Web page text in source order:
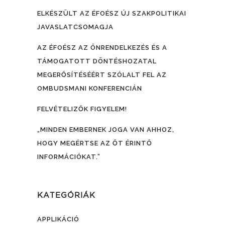
ELKÉSZÜLT AZ ÉFOÉSZ ÚJ SZAKPOLITIKAI
JAVASLATCSOMAGJA
AZ ÉFOÉSZ AZ ÖNRENDELKEZÉS ÉS A
TÁMOGATOTT DÖNTÉSHOZATAL
MEGERŐSÍTÉSÉÉRT SZÓLALT FEL AZ
OMBUDSMANI KONFERENCIÁN
FELVÉTELIZŐK FIGYELEM!
„MINDEN EMBERNEK JOGA VAN AHHOZ,
HOGY MEGÉRTSE AZ ŐT ÉRINTŐ
INFORMÁCIÓKAT.”
KATEGÓRIÁK
APPLIKÁCIÓ